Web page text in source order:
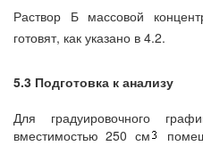
Раствор Б массовой
готовят, как указано в 4.2.
5.3 Подготовка к анализу
Для градуировочного
вместимостью 250 см